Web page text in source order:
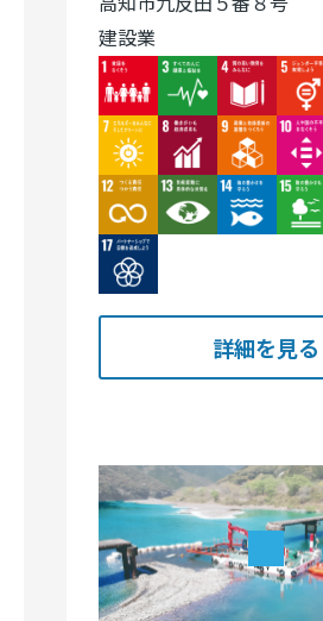
ImageImage Image Image
Image Image Image Image
Image
詳細を見る
株式会社高知丸高
高知市薊野南町12-31
建設業